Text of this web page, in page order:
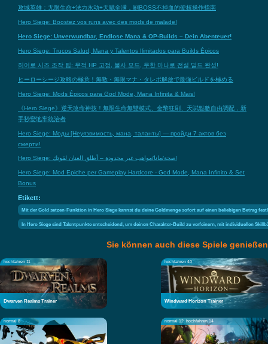
攻城英雄：无限生命+法力永动+天赋全满，刷BOSS不掉血的硬核操作指南
Hero Siege: Boostez vos runs avec des mods de malade!
Hero Siege: Unverwundbar, Endlose Mana & OP-Builds – Dein Abenteuer!
Hero Siege: Trucos Salud, Mana y Talentos Ilimitados para Builds Épicos
히어로 시즈 조작 팁: 무적 HP 고정, 불사 모드, 무한 마나로 전설 빌드 완성!
ヒーローシージ攻略の極意！無敵・無限マナ・タレポ解放で最強ビルドを極める
Hero Siege: Mods Épicos para God Mode, Mana Infinita & Mais!
《Hero Siege》逆天改命神技！無限生命無雙模式、金幣狂刷、天賦點數自由調配，新
手秒變地牢統治者
Hero Siege: Моды [Неуязвимость, мана, таланты] — пройди 7 актов без
смерти!
Hero Siege: صحة/مانا/مواهب غير محدودة – أطلق العنان لقوتك!
Hero Siege: Mod Epiche per Gameplay Hardcore - God Mode, Mana Infinito & Set
Bonus
Etikett:
Mit der Gold setzen-Funktion in Hero Siege kannst du deine Goldmenge sofort auf einen beliebigen Betrag
In Hero Siege sind Talentpunkte entscheidend, um deinen Charakter-Build zu verfeinern, mit individuellen
Sie können auch diese Spiele genießen
hochfahren 11
Dwarven Realms Trainer
hochfahren 40
Windward Horizon Trainer
normal 8 normal 12 hochfahren 14